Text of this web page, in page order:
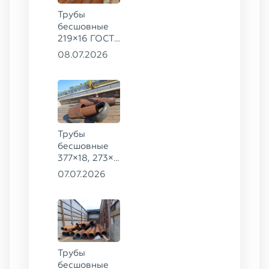
Трубы
бесшовные
219×16 ГОСТ
8732-78, ст.
08.07.2026
Трубы
бесшовные
377×18, 273×8
ГОСТ 8732-
09Г2С
07.07.2026
Трубы
бесшовные